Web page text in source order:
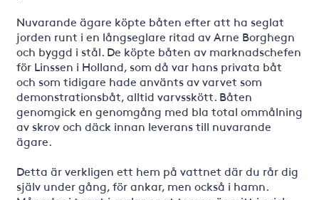
Nuvarande ägare köpte båten efter att ha seglat
jorden runt i en långseglare ritad av Arne Borghegn
och byggd i stål. De köpte båten av marknadschefen
för Linssen i Holland, som då var hans privata båt
och som tidigare hade använts av varvet som
demonstrationsbåt, alltid varvsskött. Båten
genomgick en genomgång med bla total ommålning
av skrov och däck innan leverans till nuvarande
ägare.
Detta är verkligen ett hem på vattnet där du rår dig
själv under gång, för ankar, men också i hamn.